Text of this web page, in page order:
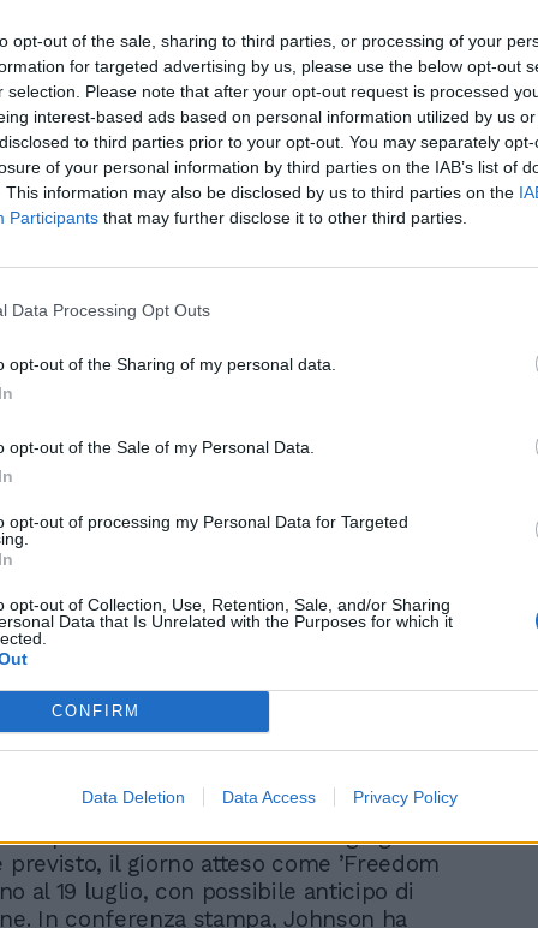
opt-out of the sale, sharing to third parties, or processing of your
for targeted advertising by us, please use the below opt-out
selection. Please note that after your opt-out request is processed
interest-based ads based on personal information utilized by us
to third parties prior to your opt-out. You may separately
of your personal information by third parties on the IAB’s list of
This information may also be disclosed by us to third parties on the
Participants that may further disclose it to other third parties.
Data Processing Opt Outs
opt-out of the Sharing of my personal data.
opt-out of the Sale of my Personal Data.
opt-out of processing my Personal Data for Targeted
opt-out of Collection, Use, Retention, Sale, and/or Sharing
Data that Is Unrelated with the Purposes for which it
CONFIRM
Data Deletion Data Access Privacy Policy
maggiore rispetto a quella dei sieri a
come Johnson & Johnson e
"Sappiamo questo: chi si è vaccinato
mRNA quasi mai si infetta (quasi perché
al 100 %) ma se si ammala 1) la
sempre lievissima 2) il paziente è
Risultato: con questi vaccini" come
con quelli ad adenovirus come AZ
54enne in rianimazione
frena sulle riaperture. Il premier Boris
annunciato un rinvio fino a quattro
revoca delle restrizioni contro il
Inghilterra, mentre resta alta la
per la variante Delta. Dal 21 giugno
il giorno atteso come ’Freedom
al 19 luglio, con possibile anticipo di
In conferenza stampa, Johnson ha